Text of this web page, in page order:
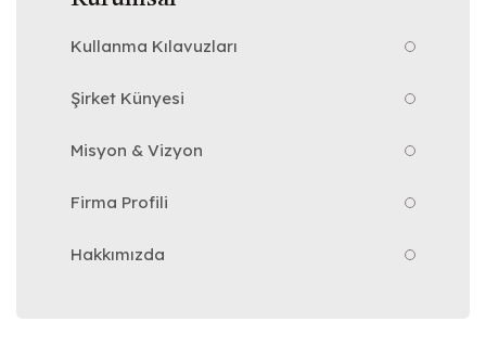
Kullanma Kılavuzları
Şirket Künyesi
Misyon & Vizyon
Firma Profili
Hakkımızda